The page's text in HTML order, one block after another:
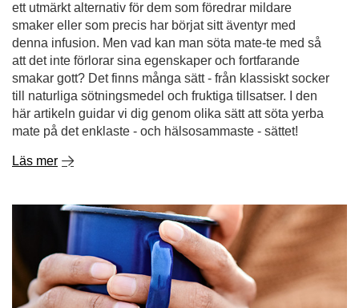
ett utmärkt alternativ för dem som föredrar mildare
smaker eller som precis har börjat sitt äventyr med
denna infusion. Men vad kan man söta mate-te med så
att det inte förlorar sina egenskaper och fortfarande
smakar gott? Det finns många sätt - från klassiskt socker
till naturliga sötningsmedel och fruktiga tillsatser. I den
här artikeln guidar vi dig genom olika sätt att söta yerba
mate på det enklaste - och hälsosammaste - sättet!
Läs mer